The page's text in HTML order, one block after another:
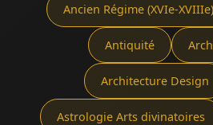
Ancien Régime (XVIe-XVIIIe)
Antiquité
Architecture Design
Astrologie Arts divinatoires